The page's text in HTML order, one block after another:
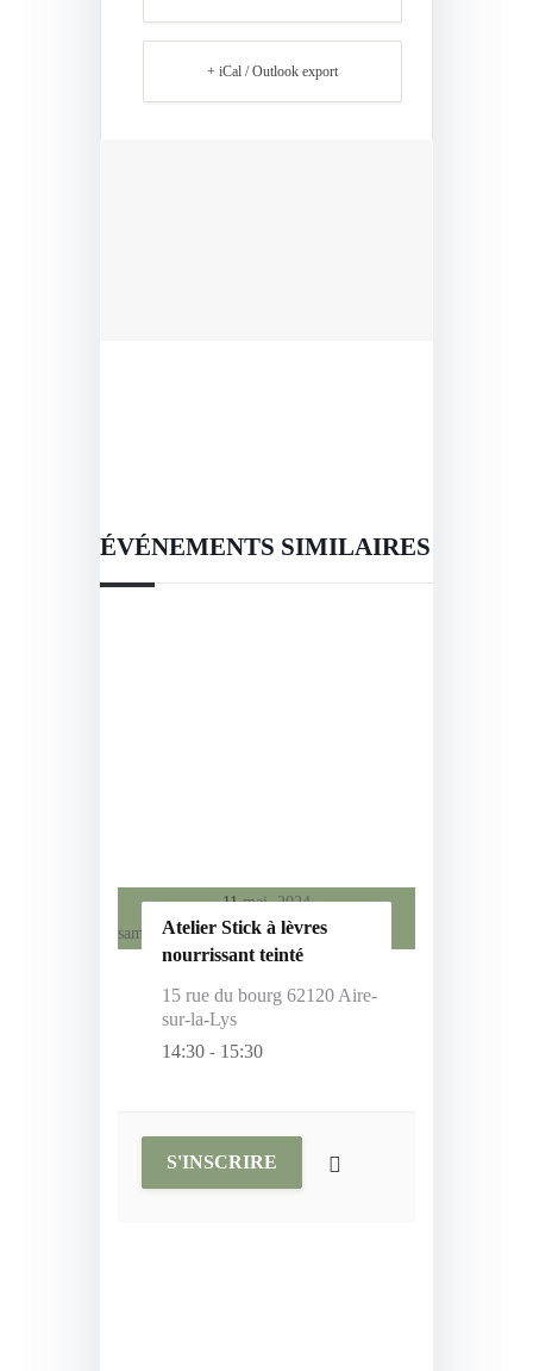
+ iCal / Outlook export
ÉVÉNEMENTS SIMILAIRES
11 mai, 2024
samediAtelier Stick à lèvres
nourrissant teinté
15 rue du bourg 62120 Aire-
sur-la-Lys
14:30 - 15:30
S'INSCRIRE